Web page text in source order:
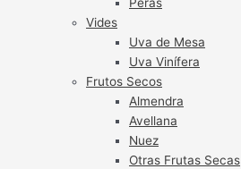
Vides
Uva de Mesa
Uva Vinífera
Frutos Secos
Almendra
Avellana
Nuez
Otras Frutas Secas